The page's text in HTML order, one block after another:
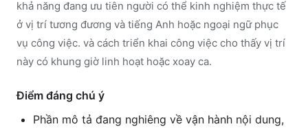
khả năng đang ưu tiên người có thể kinh nghiệm thực tế
ở vị trí tương đương và tiếng Anh hoặc ngoại ngữ phục
vụ công việc. và cách triển khai công việc cho thấy vị trí
này có khung giờ linh hoạt hoặc xoay ca.
Điểm đáng chú ý
Phần mô tả đang nghiêng về vận hành nội dung,